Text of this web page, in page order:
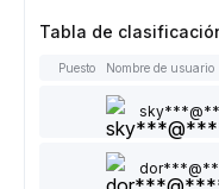
Tabla de
Puesto Nombre de usuario